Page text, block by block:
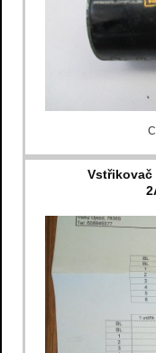
Vstřikovač